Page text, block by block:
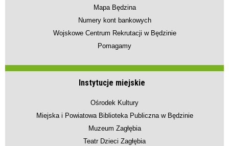
Mapa Będzina
Numery kont bankowych
Wojskowe Centrum Rekrutacji w Będzinie
Pomagamy
Instytucje miejskie
Ośrodek Kultury
Miejska i Powiatowa Biblioteka Publiczna w Będzinie
Muzeum Zagłębia
Teatr Dzieci Zagłębia